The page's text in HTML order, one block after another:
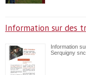
Information sur des
Information
Serquigny